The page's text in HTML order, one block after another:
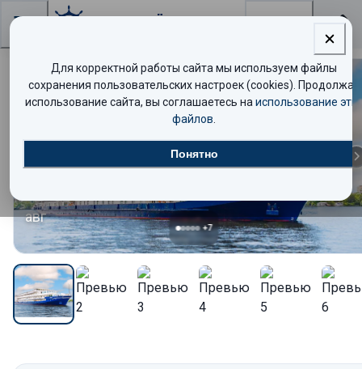
+7
Комфорт
13
авг
Для корректной работы сайта мы используем файлы
сохранения пользовательских настроек (cookies). Продолжая
использование сайта, вы соглашаетесь на использование
файлов
Понятно